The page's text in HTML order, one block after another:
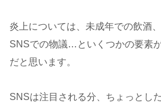
炎上については、未成年での飲酒
SNSでの物議…といくつかの要素
だと思います。
SNSは注目される分、ちょっとし